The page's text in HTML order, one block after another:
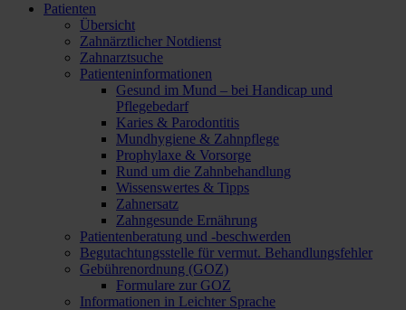
Patienten
Übersicht
Zahnärztlicher Notdienst
Zahnarztsuche
Patienteninformationen
Gesund im Mund – bei Handicap und
Pflegebedarf
Karies & Parodontitis
Mundhygiene & Zahnpflege
Prophylaxe & Vorsorge
Rund um die Zahnbehandlung
Wissenswertes & Tipps
Zahnersatz
Zahngesunde Ernährung
Patientenberatung und -beschwerden
Begutachtungsstelle für vermut. Behandlungsfehler
Gebührenordnung (GOZ)
Formulare zur GOZ
Informationen in Leichter Sprache